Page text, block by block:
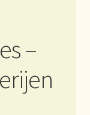
de thé !
–